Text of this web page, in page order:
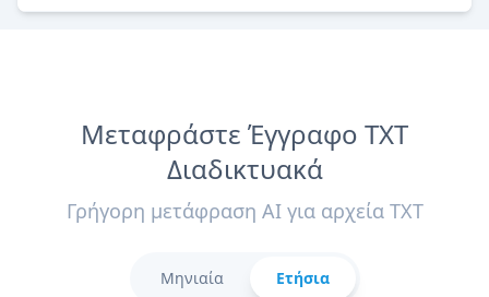
Μεταφράστε Έγγραφο TXT
Διαδικτυακά
Γρήγορη μετάφραση AI για αρχεία TXT
Μηνιαία Ετήσια